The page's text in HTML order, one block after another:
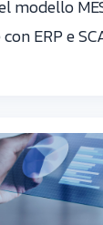
modello
ERP e